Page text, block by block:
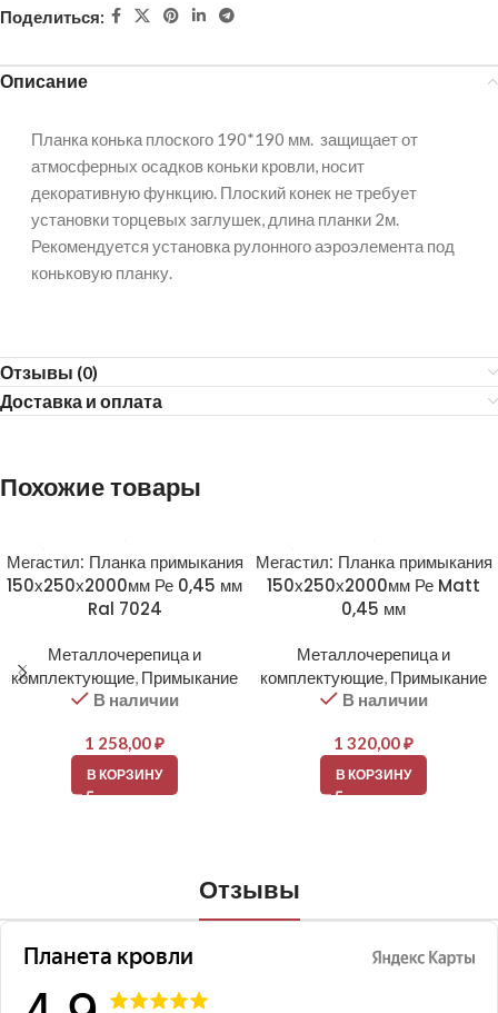
Поделиться:
Описание
Планка конька плоского 190*190 мм. защищает от
атмосферных осадков коньки кровли, носит
декоративную функцию. Плоский конек не требует
установки торцевых заглушек, длина планки 2м.
Рекомендуется установка рулонного аэроэлемента под
коньковую планку.
Отзывы (0)
Доставка и оплата
Похожие товары
Мегастил: Планка примыкания
150х250х2000мм Ре 0,45 мм
Ral 7024
Металлочерепица и
комплектующие, Примыкание
В наличии
1 258,00₽
В КОРЗИНУ
Мегастил: Планка примыкания
150х250х2000мм Ре Matt
0,45 мм
Металлочерепица и
комплектующие, Примыкание
В наличии
1 320,00₽
В КОРЗИНУ
Отзывы